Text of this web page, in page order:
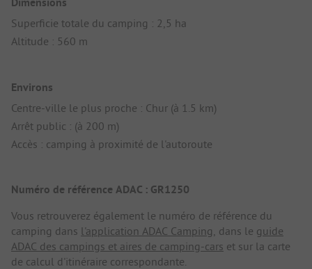
Superficie totale du camping : 2,5 ha
Altitude : 560 m
Environs
Centre-ville le plus proche : Chur (à 1.5 km)
Arrêt public : (à 200 m)
Accès : camping à proximité de l'autoroute
Numéro de référence ADAC : GR1250
Vous retrouverez également le numéro de référence du
camping dans l'application ADAC Camping , dans le guide
ADAC des campings et aires de camping-cars et sur la carte
de calcul d'itinéraire correspondante.